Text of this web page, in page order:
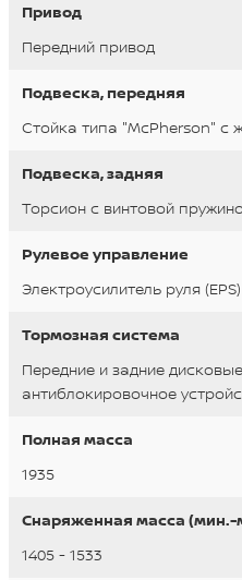
Привод
Передний привод
Подвеска, передняя
Стойка типа "McPherson" с
Подвеска, задняя
Торсион с винтовой
Рулевое управление
Электроусилитель руля (EPS)
Тормозная система
Передние и задние
aнтиблокировочное
Полная масса
1935
Снаряженная масса (мин.-
1405 - 1533